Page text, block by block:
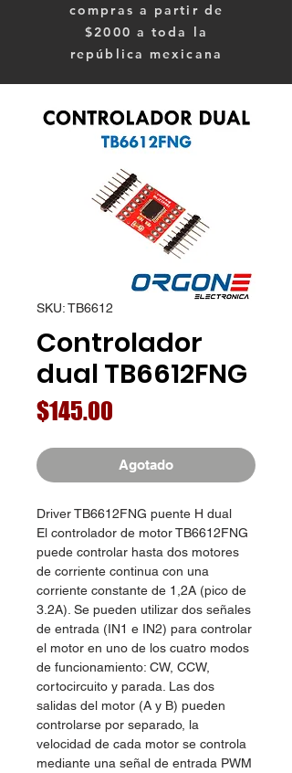
compras a partir de
$2000 a toda la
república mexicana
SKU: TB6612
Controlador
dual TB6612FNG
$145.00
Agotado
Driver TB6612FNG puente H dual
El controlador de motor TB6612FNG
puede controlar hasta dos motores
de corriente continua con una
corriente constante de 1,2A (pico de
3.2A). Se pueden utilizar dos señales
de entrada (IN1 e IN2) para controlar
el motor en uno de los cuatro modos
de funcionamiento: CW, CCW,
cortocircuito y parada. Las dos
salidas del motor (A y B) pueden
controlarse por separado, la
velocidad de cada motor se controla
mediante una señal de entrada PWM